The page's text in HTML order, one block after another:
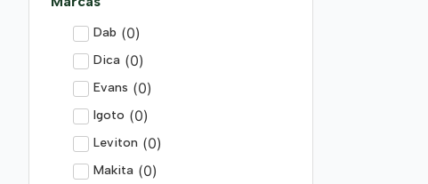
Dab (0)
Dica (0)
Evans (0)
Igoto (0)
Leviton (0)
Makita (0)